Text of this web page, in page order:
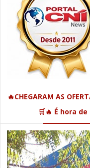
🔥CHEGARAM AS
🛒🔥 É hora